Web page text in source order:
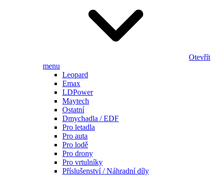
Otevřít
menu
Leopard
Emax
LDPower
Maytech
Ostatní
Dmychadla / EDF
Pro letadla
Pro auta
Pro lodě
Pro drony
Pro vrtulníky
Příslušenství / Náhradní díly